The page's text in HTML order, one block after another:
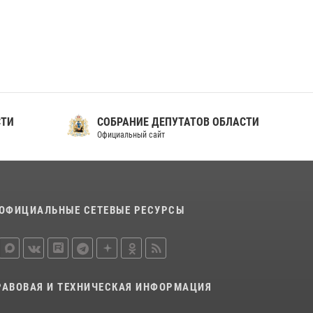
СОБРАНИЕ ДЕПУТАТОВ ОБЛАСТИ
Официальный сайт
СЕТЕВЫЕ РЕСУРСЫ
И ТЕХНИЧЕСКАЯ ИНФОРМАЦИЯ